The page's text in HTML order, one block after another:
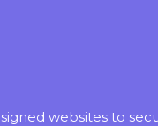
websites to